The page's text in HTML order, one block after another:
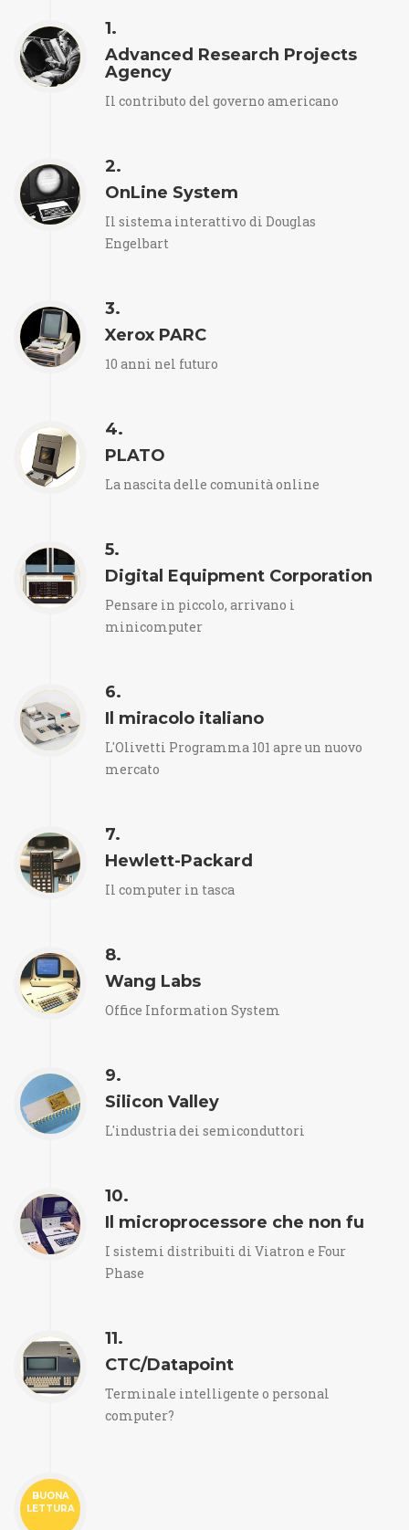
1.
Advanced Research Projects
Agency
Il contributo del governo americano
2.
OnLine System
Il sistema interattivo di Douglas
Engelbart
3.
Xerox PARC
10 anni nel futuro
4.
PLATO
La nascita delle comunità online
5.
Digital Equipment Corporation
Pensare in piccolo, arrivano i
minicomputer
6.
Il miracolo italiano
L'Olivetti Programma 101 apre un nuovo
mercato
7.
Hewlett-Packard
Il computer in tasca
8.
Wang Labs
Office Information System
9.
Silicon Valley
L'industria dei semiconduttori
10.
Il microprocessore che non fu
I sistemi distribuiti di Viatron e Four
Phase
11.
CTC/Datapoint
Terminale intelligente o personal
computer?
BUONA
LETTURA